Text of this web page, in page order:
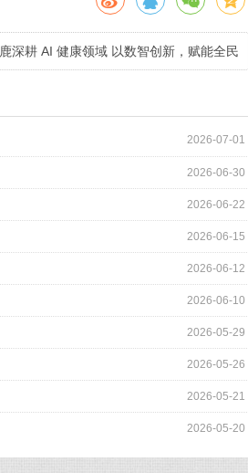
深耕 AI 健康领域 以数智创新，赋能全民
2026-07-01
2026-06-30
2026-06-22
2026-06-15
2026-06-12
2026-06-10
2026-05-29
2026-05-26
2026-05-21
2026-05-20